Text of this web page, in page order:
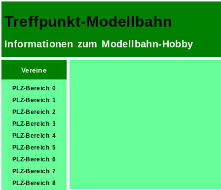
Treffpunkt-Modellbahn
Informationen zum Modellbahn-Hobby
Vereine
PLZ-Bereich 0
PLZ-Bereich 1
PLZ-Bereich 2
PLZ-Bereich 3
PLZ-Bereich 4
PLZ-Bereich 5
PLZ-Bereich 6
PLZ-Bereich 7
PLZ-Bereich 8